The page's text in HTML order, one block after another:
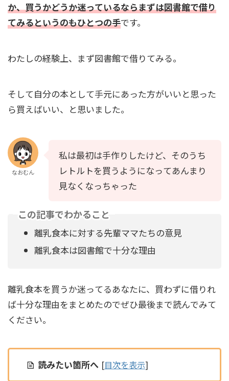
か、買うかどうか迷っているならまずは図書館で借り
てみるというのもひとつの手です。
わたしの経験上、まず図書館で借りてみる。
そして自分の本として手元にあった方がいいと思った
ら買えばいい、と思いました。
なおむん
私は最初は手作りしたけど、そのうち
レトルトを買うようになってあんまり
見なくなっちゃった
この記事でわかること
離乳食本に対する先輩ママたちの意見
離乳食本は図書館で十分な理由
離乳食本を買うか迷ってるあなたに、買わずに借りれ
ば十分な理由をまとめたのでぜひ最後まで読んでみて
ください。
読みたい箇所へ [目次を表示]